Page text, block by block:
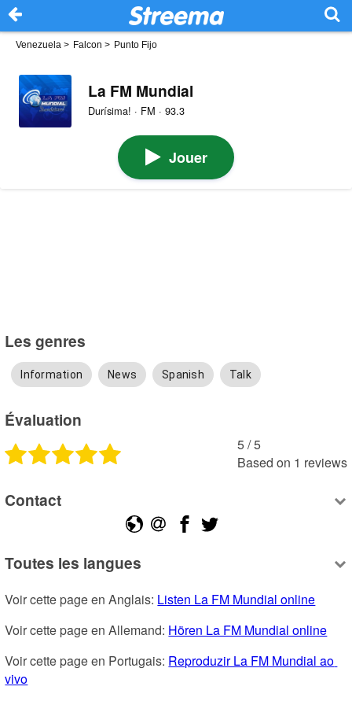
Venezuela > Falcon > Punto Fijo
La FM Mundial
Durísima! · FM · 93.3
Jouer
Les genres
Information News Spanish Talk
Évaluation
5 /5
Based on 1 reviews
Contact
Toutes les langues
Voir cette page en Anglais: Listen La FM Mundial online
Voir cette page en Allemand: Hören La FM Mundial online
Voir cette page en Portugais: Reproduzir La FM Mundial ao
vivo